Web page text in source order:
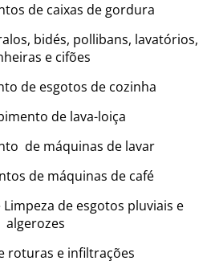
de caixas de gordura
bidés, pollibans, lavatórios,
e cifões
de esgotos de cozinha
de lava-loiça
de máquinas de lavar
de máquinas de café
de esgotos pluviais e
algerozes
roturas e infiltrações